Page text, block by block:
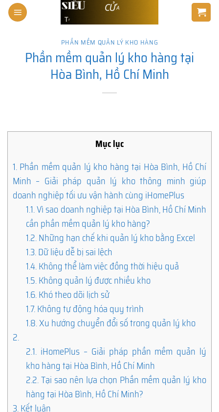
Skip
PHẦN MỀM QUẢN LÝ KHO HÀNG
Phần mềm quản lý kho hàng tại
Hòa Bình, Hồ Chí Minh
Mục lục
1. Phần mềm quản lý kho hàng tại Hòa Bình, Hồ Chí
Minh – Giải pháp quản lý kho thông minh giúp
doanh nghiệp tối ưu vận hành cùng iHomePlus
1.1.Vì sao doanh nghiệp tại Hòa Bình, Hồ Chí Minh
cần phần mềm quản lý kho hàng?
1.2.Những hạn chế khi quản lý kho bằng Excel
1.3.Dữ liệu dễ bị sai lệch
1.4.Không thể làm việc đồng thời hiệu quả
1.5.Không quản lý được nhiều kho
1.6.Khó theo dõi lịch sử
1.7.Không tự động hóa quy trình
1.8.Xu hướng chuyển đổi số trong quản lý kho
2.
2.1. iHomePlus – Giải pháp phần mềm quản lý
kho hàng tại Hòa Bình, Hồ Chí Minh
2.2.Tại sao nên lựa chọn Phần mềm quản lý kho
hàng tại Hòa Bình, Hồ Chí Minh?
3.Kết luận